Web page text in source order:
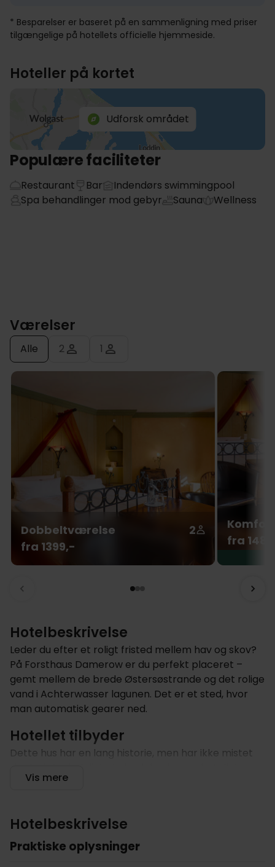
* Besparelser er baseret på en sammenligning med priser
tilgængelige på hotellets officielle hjemmeside.
Hoteller på kortet
Udforsk området
Populære faciliteter
Restaurant Bar
Indendørs swimmingpool
Spa behandlinger mod gebyr
Sauna Wellness
Værelser
Alle 2 1
Dobbeltværelse
2
fra 1399,-
fra
Hotelbeskrivelse
Leder du efter et roligt fristed mellem hav og skov?
På Forsthaus Damerow er du perfekt placeret –
gemt mellem de brede Østersøstrande og det rolige
vand i Achterwasser lagunen. Det er et sted, hvor
man automatisk gearer ned.
Hotellet tilbyder
Dette hus har en lang historie, men har ikke mistet
vokset fra en beskeden feriebolig til et
mens faciliteterne tilbyder moderne komfort. Du
kan slappe af i wellnessområdet med indendørs pool
og sauna, eller gå på opdagelse i den fredelige skov
Vis mere
Hotelbeskrivelse
Praktiske oplysninger